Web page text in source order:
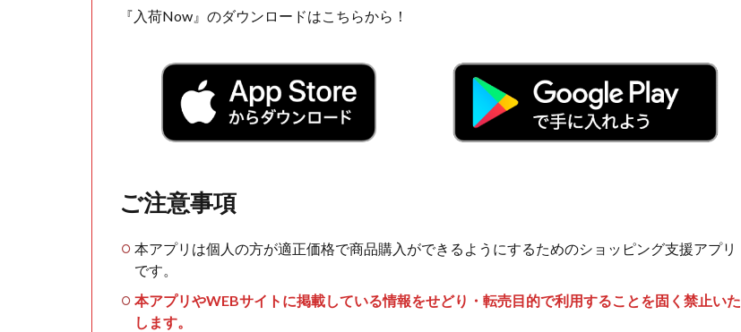
『入荷Now』のダウンロードはこちらから！
ご注意事項
本アプリは個人の方が適正価格で商品購入ができるようにするためのショッピング支援アプリ
です。
本アプリやWEBサイトに掲載している情報をせどり・転売目的で利用することを固く禁止いた
します。